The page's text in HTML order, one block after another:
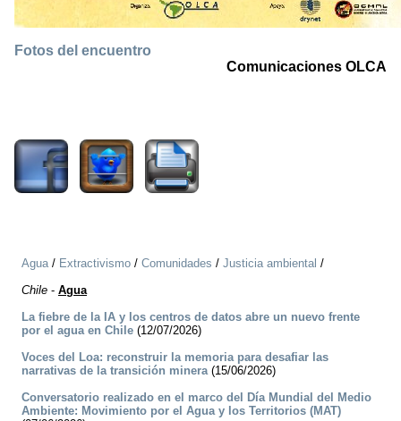
Fotos del encuentro
Comunicaciones OLCA
Agua/ Extractivismo / Comunidades / Justicia ambiental /
Chile - Agua
La fiebre de la IA y los centros de datos abre un nuevo frente
por el agua en Chile (12/07/2026)
Voces del Loa: reconstruir la memoria para desafiar las
narrativas de la transición minera(15/06/2026)
Conversatorio realizado en el marco del Día Mundial del Medio
Ambiente: Movimiento por el Agua y los Territorios (MAT)